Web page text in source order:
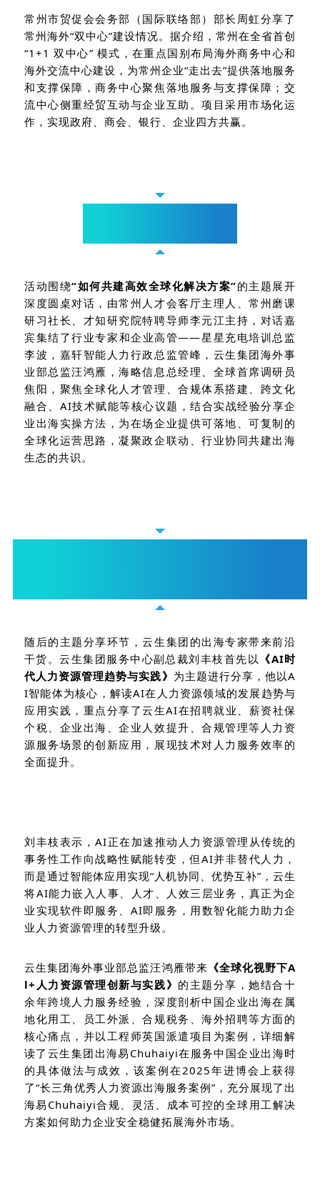
常州市贸促会会务部（国际联络部）部长周虹分享了
常州海外“双中心”建设情况。据介绍，常州在全省首创
“1+1 双中心” 模式，在重点国别布局海外商务中心和
海外交流中心建设，为常州企业“走出去”提供落地服务
和支撑保障，商务中心聚焦落地服务与支撑保障；交
流中心侧重经贸互动与企业互助。项目采用市场化运
作，实现政府、商会、银行、企业四方共赢。
活动围绕“如何共建高效全球化解决方案”的主题展开
深度圆桌对话，由常州人才会客厅主理人、常州磨课
研习社长、才知研究院特聘导师李元江主持，对话嘉
宾集结了行业专家和企业高管——星星充电培训总监
李波，嘉轩智能人力行政总监管峰，云生集团海外事
业部总监汪鸿雁，海略信息总经理、全球首席调研员
焦阳，聚焦全球化人才管理、合规体系搭建、跨文化
融合、AI技术赋能等核心议题，结合实战经验分享企
业出海实操方法，为在场企业提供可落地、可复制的
全球化运营思路，凝聚政企联动、行业协同共建出海
生态的共识。
随后的主题分享环节，云生集团的出海专家带来前沿
干货。云生集团服务中心副总裁刘丰枝首先以 《AI时
代人力资源管理趋势与实践》 为主题进行分享，他以A
I智能体为核心，解读AI在人力资源领域的发展趋势与
应用实践，重点分享了云生AI在招聘就业、薪资社保
个税、企业出海、企业人效提升、合规管理等人力资
源服务场景的创新应用，展现技术对人力服务效率的
全面提升。
刘丰枝表示，AI正在加速推动人力资源管理从传统的
事务性工作向战略性赋能转变，但AI并非替代人力，
而是通过智能体应用实现“人机协同、优势互补”，云生
将AI能力嵌入人事、人才、人效三层业务，真正为企
业实现软件即服务、AI即服务，用数智化能力助力企
业人力资源管理的转型升级。
云生集团海外事业部总监汪鸿雁带来 《全球化视野下A
l+人力资源管理创新与实践》 的主题分享，她结合十
余年跨境人力服务经验，深度剖析中国企业出海在属
地化用工、员工外派、合规税务、海外招聘等方面的
核心痛点，并以工程师英国派遣项目为案例，详细解
读了云生集团出海易Chuhaiyi在服务中国企业出海时
的具体做法与成效，该案例在2025年进博会上获得
了“长三角优秀人力资源出海服务案例”，充分展现了出
海易Chuhaiyi合规、灵活、成本可控的全球用工解决
方案如何助力企业安全稳健拓展海外市场。